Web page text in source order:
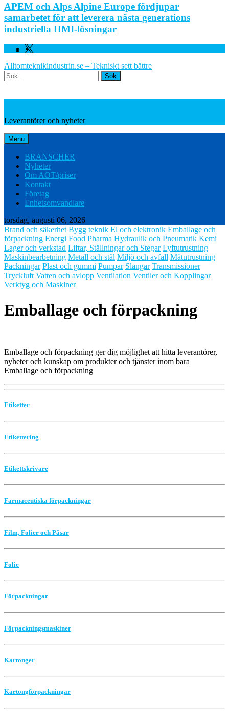
APEM och Alps Alpine Europe fördjupar
samarbetet för att leverera nästa generations
industriella HMI-lösningar
Facebook
Twitter
Alltomteknikindustrin.se – Tekniskt sett bättre
Search
Leverantörer och nyheter
Menu
BRANSCHER
Nyheter
Om AOT/priser
Kontakt
Företag
Enhetsomvandlare
torsdag, augusti 06, 2026
Brand och säkerhet Bygg teknik El och elektronik Emballage och
förpackning Energi Food Pharma Hydraulik och Pneumatik Kemi
Lager och verkstad Liftar, Ställningar och Stegar Lyftutrustning
Maskinbearbetning Metall och stål Miljö och avfall Mätutrustning
Packningar Plast och gummi Pumpar Slangar Transmissioner
Tryckluft Vatten och avlopp Ventilation Ventiler och Kopplingar
Verktyg och Maskiner
Emballage och förpackning
Emballage och förpackning ger dig möjlighet att hitta leverantörer,
nyheter och kunskap om produkter och tjänster inom bara
Emballage och förpackning
Etiketter
Etikettering
Etikettskrivare
Farmaceutiska förpackningar
Film, Folier och Påsar
Folie
Förpackningar
Förpackningsmaskiner
Kartonger
Kartongförpackningar